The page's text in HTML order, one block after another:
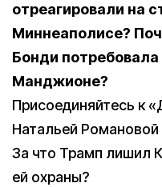
отреагировали на
Миннеаполисе?
Бонди
Манджионе?
Присоединяйтесь к
Натальей
За что Трамп лишил
ей охраны?